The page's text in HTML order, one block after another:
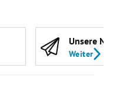
Unsere
Weiter